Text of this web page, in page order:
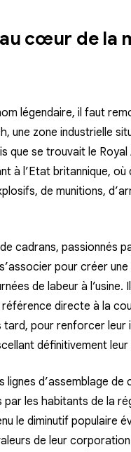
cœur de la
légendaire, il faut
une zone industrielle
que se trouvait le Royal
à l’Etat britannique,
de munitions,
cadrans, passionnés
pour créer
de labeur à l’usine.
directe à la
tard, pour renforcer
définitivement
lignes d’assemblage
les habitants de la
le diminutif populaire
de leur